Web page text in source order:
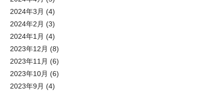
2024年3月 (4)
2024年2月 (3)
2024年1月 (4)
2023年12月 (8)
2023年11月 (6)
2023年10月 (6)
2023年9月 (4)